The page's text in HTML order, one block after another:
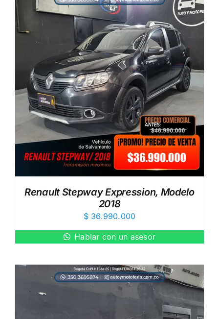
Renault Stepway Expression, Modelo
2018
$36.990.000
Hablar con un asesor